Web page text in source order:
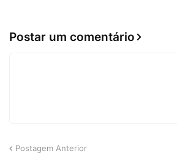
Postar um comentário
Postagem Anterior